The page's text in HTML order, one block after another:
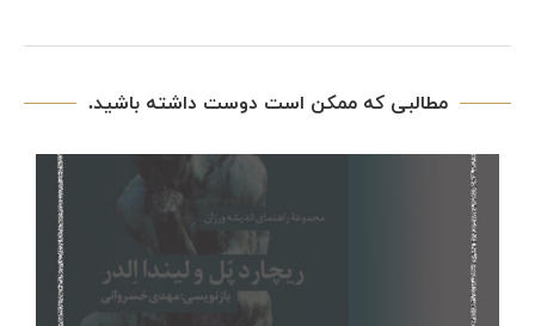
مطالبی که ممکن است دوست داشته باشید.